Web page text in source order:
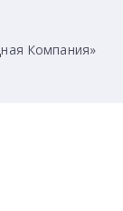
Компания»